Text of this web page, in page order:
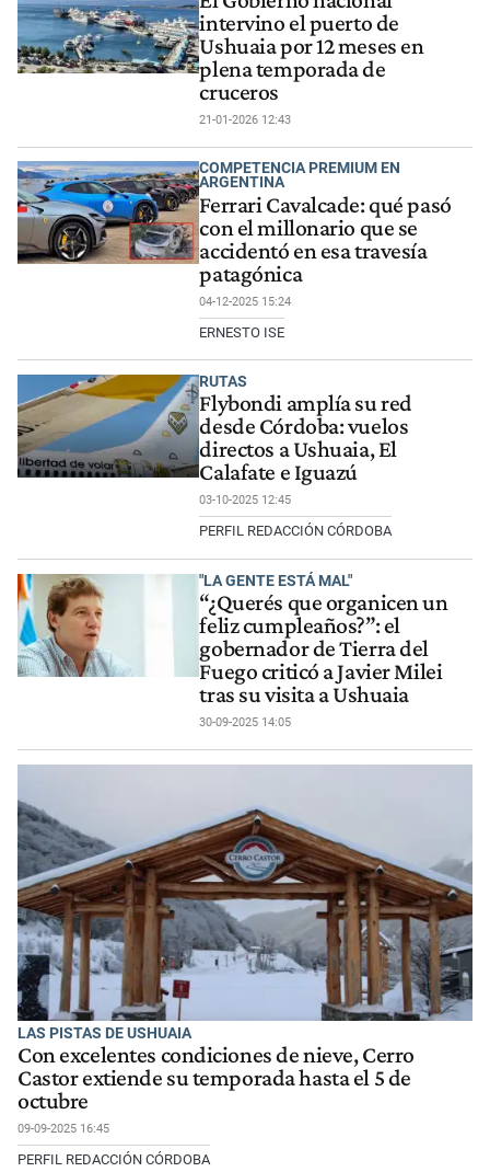
intervino el puerto de
Ushuaia por 12 meses en
plena temporada de
cruceros
21-01-2026 12:43
COMPETENCIA PREMIUM EN
ARGENTINA
Ferrari Cavalcade: qué pasó
con el millonario que se
accidentó en esa travesía
patagónica
04-12-2025 15:24
ERNESTO ISE
RUTAS
Flybondi amplía su red
desde Córdoba: vuelos
directos a Ushuaia, El
Calafate e Iguazú
03-10-2025 12:45
PERFIL REDACCIÓN CÓRDOBA
"LA GENTE ESTÁ MAL"
“¿Querés que organicen un
feliz cumpleaños?”: el
gobernador de Tierra del
Fuego criticó a Javier Milei
tras su visita a Ushuaia
30-09-2025 14:05
LAS PISTAS DE USHUAIA
Con excelentes condiciones de nieve, Cerro
Castor extiende su temporada hasta el 5 de
octubre
09-09-2025 16:45
PERFIL REDACCIÓN CÓRDOBA